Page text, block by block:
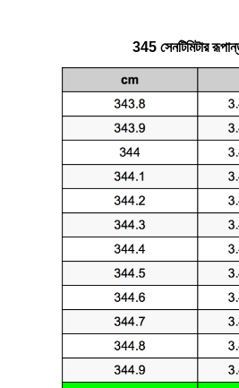
345 সেনটিমিটার